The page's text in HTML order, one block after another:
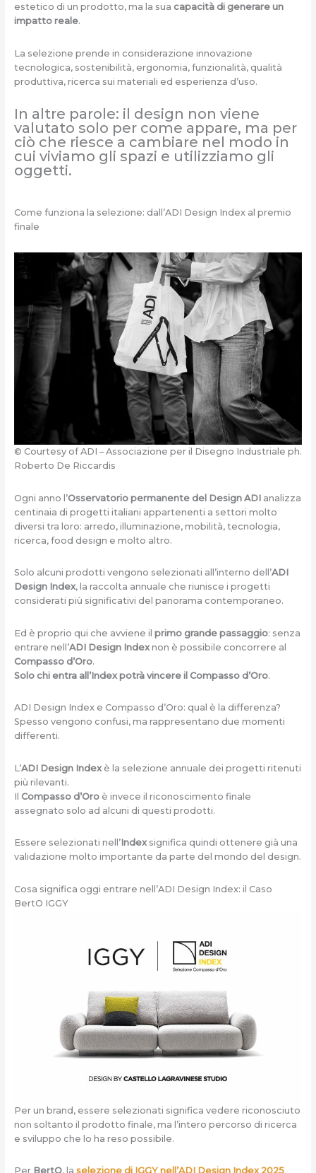
estetico di un prodotto, ma la sua capacità di generare un
impatto reale.
La selezione prende in considerazione innovazione
tecnologica, sostenibilità, ergonomia, funzionalità, qualità
produttiva, ricerca sui materiali ed esperienza d’uso.
In altre parole: il design non viene
valutato solo per come appare, ma per
ciò che riesce a cambiare nel modo in
cui viviamo gli spazi e utilizziamo gli
oggetti.
Come funziona la selezione: dall’ADI Design Index al premio
finale
© Courtesy of ADI – Associazione per il Disegno Industriale ph.
Roberto De Riccardis
Ogni anno l’Osservatorio permanente del Design ADIanalizza
centinaia di progetti italiani appartenenti a settori molto
diversi tra loro: arredo, illuminazione, mobilità, tecnologia,
ricerca, food design e molto altro.
Solo alcuni prodotti vengono selezionati all’interno dell’ADI
Design Index, la raccolta annuale che riunisce i progetti
considerati più significativi del panorama contemporaneo.
Ed è proprio qui che avviene il primo grande passaggio: senza
entrare nell’ADI Design Index non è possibile concorrere al
Compasso d’Oro.
Solo chi entra all’Index potrà vincere il Compasso d’Oro.
ADI Design Index e Compasso d’Oro: qual è la differenza?
Spesso vengono confusi, ma rappresentano due momenti
differenti.
L’ADI Design Index è la selezione annuale dei progetti ritenuti
più rilevanti.
Il Compasso d’Oroè invece il riconoscimento finale
assegnato solo ad alcuni di questi prodotti.
Essere selezionati nell’Indexsignifica quindi ottenere già una
validazione molto importante da parte del mondo del design.
Cosa significa oggi entrare nell’ADI Design Index: il Caso
BertO IGGY
Per un brand, essere selezionati significa vedere riconosciuto
non soltanto il prodotto finale, ma l’intero percorso di ricerca
e sviluppo che lo ha reso possibile.
Per BertO, la selezione di IGGY nell’ADI Design Index 2025